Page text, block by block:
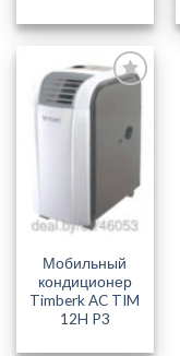
Добавить
Мобильный
кондиционер
Timberk AC TIM
12H P3